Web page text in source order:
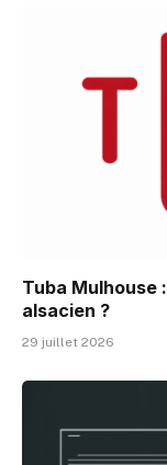
Tuba Mulhouse
alsacien ?
29 juillet 2026